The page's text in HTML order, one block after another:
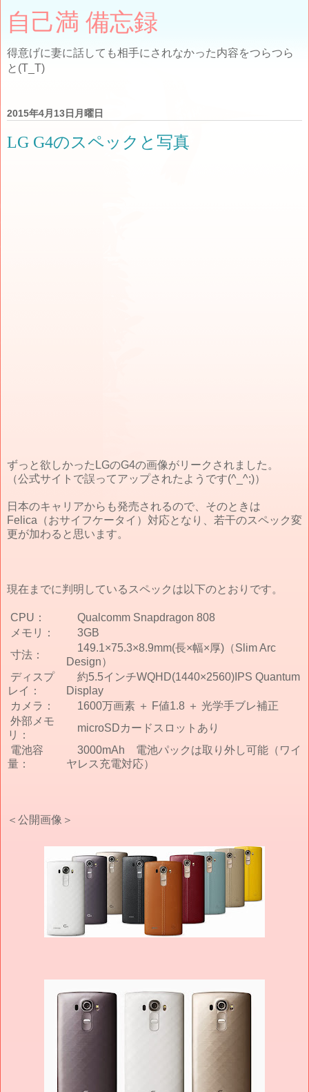
自己満 備忘録
得意げに妻に話しても相手にされなかった内容をつらつら
と(T_T)
2015年4月13日月曜日
LG G4のスペックと写真
ずっと欲しかったLGのG4の画像がリークされました。
（公式サイトで誤ってアップされたようです(^_^;)）
日本のキャリアからも発売されるので、そのときは
Felica（おサイフケータイ）対応となり、若干のスペック変
更が加わると思います。
現在までに判明しているスペックは以下のとおりです。
CPU：
Qualcomm Snapdragon 808
メモリ：
3GB
寸法：
149.1×75.3×8.9mm(長×幅×厚)（Slim Arc
Design）
ディスプ
レイ：
約5.5インチWQHD(1440×2560)IPS Quantum
Display
カメラ：
1600万画素 ＋ F値1.8 ＋ 光学手ブレ補正
外部メモ
リ：
microSDカードスロットあり
電池容
量：
3000mAh 電池パックは取り外し可能（ワイ
ヤレス充電対応）
＜公開画像＞